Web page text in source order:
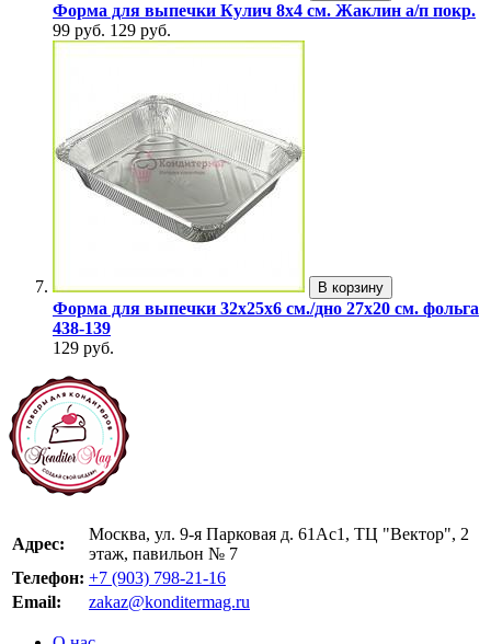
Форма для выпечки Кулич 8х4 см. Жаклин а/п покр.
99 руб. 129 руб.
В корзину
Форма для выпечки 32x25x6 см./дно 27х20 см. фольга
438-139
129 руб.
Адрес:
Москва, ул. 9-я Парковая д. 61Ас1, ТЦ "Вектор", 2
этаж, павильон № 7
Телефон: +7 (903) 798-21-16
Email:
zakaz@konditermag.ru